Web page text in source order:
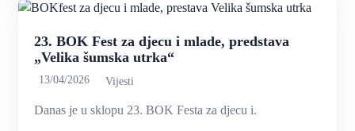
23. BOK Fest za djecu i mlade, predstava
„Velika šumska utrka“
13/04/2026 Vijesti
Danas je u sklopu 23. BOK Festa za djecu i.